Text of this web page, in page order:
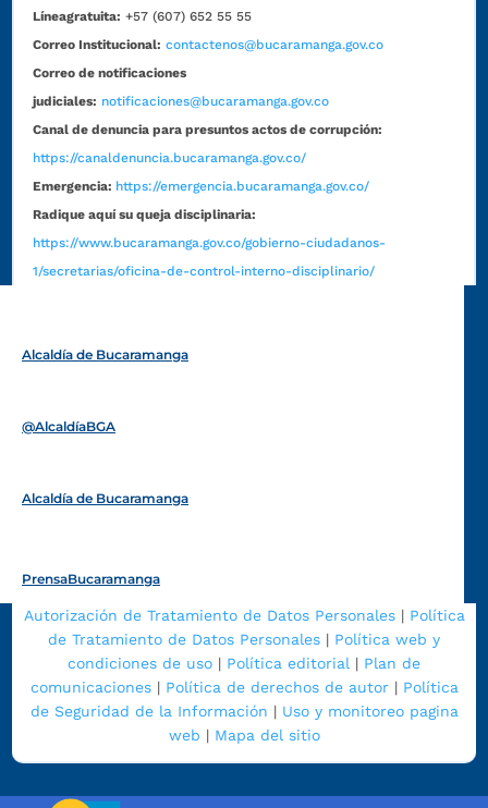
Líneagratuita: +57 (607) 652 55 55
Correo Institucional: contactenos@bucaramanga.gov.co
Correo de notificaciones
judiciales: notificaciones@bucaramanga.gov.co
Canal de denuncia para presuntos actos de corrupción:
https://canaldenuncia.bucaramanga.gov.co/
Emergencia: https://emergencia.bucaramanga.gov.co/
Radique aquí su queja disciplinaria:
https://www.bucaramanga.gov.co/gobierno-ciudadanos-
1/secretarias/oficina-de-control-interno-disciplinario/
Alcaldía de Bucaramanga
@AlcaldíaBGA
Alcaldía de Bucaramanga
PrensaBucaramanga
Autorización de Tratamiento de Datos Personales| Política
de Tratamiento de Datos Personales | Política web y
condiciones de uso | Política editorial | Plan de
comunicaciones| Política de derechos de autor| Política
de Seguridad de la Información | Uso y monitoreo pagina
web | Mapa del sitio